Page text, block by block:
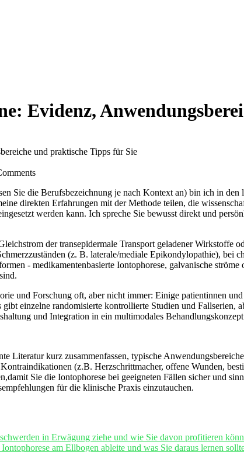
Evidenz,
Sie die⁢ Berufsbezeichnung je‌ nach Kontext an) bin ich in⁢ den⁣
direkten Erfahrungen mit ​der Methode teilen, die
werden kann. ‍Ich ​spreche Sie bewusst⁤ direkt und
der ⁤transepidermale Transport ​geladener Wirkstoffe
(z. B. laterale/mediale⁣ Epikondylopathie), bei
-⁤ medikamentenbasierte Iontophorese, galvanische
und ‍Forschung⁢ oft, aber ‍nicht immer:​ Einige patientinnen
einzelne randomisierte kontrollierte Studien ⁤und
und ​Integration in‌ ein⁤ multimodales
Literatur kurz zusammenfassen, typische
(z.B. Herzschrittmacher, offene Wunden,
Sie die Iontophorese bei geeigneten Fällen sicher ⁤und
für ​die klinische Praxis einzutauchen.
in Erwägung ziehe und wie ⁤Sie⁣ davon profitieren
‌am ⁣Ellbogen ​ableite und was Sie daraus ⁣lernen⁤